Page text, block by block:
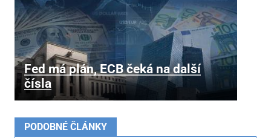
Fed má plán, ECB čeká na další
čísla
PODOBNÉ ČLÁNKY